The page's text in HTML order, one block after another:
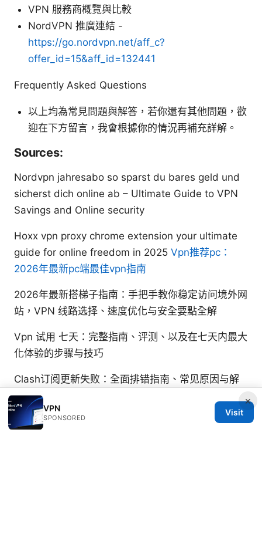
VPN 服務商概覽與比較
NordVPN 推廣連結 -
https://go.nordvpn.net/aff_c?
offer_id=15&aff_id=132441
Frequently Asked Questions
以上均為常見問題與解答，若你還有其他問題，歡
迎在下方留言，我會根據你的情況再補充詳解。
Sources:
Nordvpn jahresabo so sparst du bares geld und
sicherst dich online ab – Ultimate Guide to VPN
Savings and Online security
Hoxx vpn proxy chrome extension your ultimate
guide for online freedom in 2025 Vpn推荐pc：
2026年最新pc端最佳vpn指南
2026年最新搭梯子指南：手把手教你稳定访问境外网
站，VPN 线路选择、速度优化与安全要點全解
Vpn 试用 七天：完整指南、评测、以及在七天内最大
化体验的步骤与技巧
Clash订阅更新失败：全面排错指南、常见原因与解
决方案
×
VPN
SPONSORED
Visit